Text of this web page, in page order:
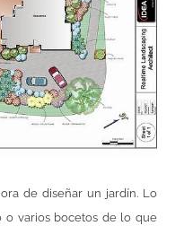
de diseñar un jardín. Lo
o varios bocetos de lo que